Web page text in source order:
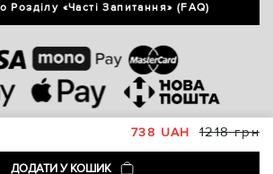
738 UAH 1218 грн
ДОДАТИ У КОШИК
Розділу «Часті Запитання» (FAQ)